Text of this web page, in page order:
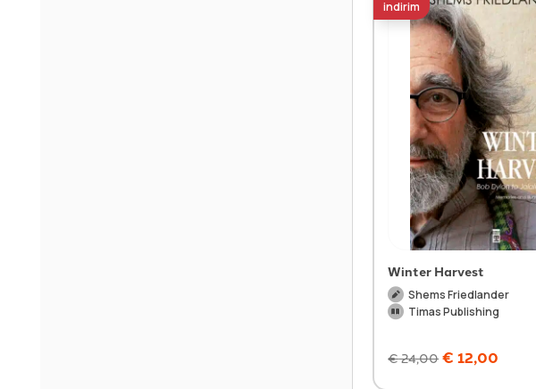
indirim
Winter Harvest
Shems Friedlander
Timas Publishing
€24,00 € 12,00